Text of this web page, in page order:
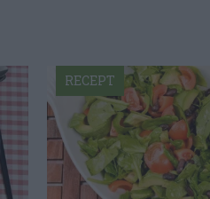
RECEPT